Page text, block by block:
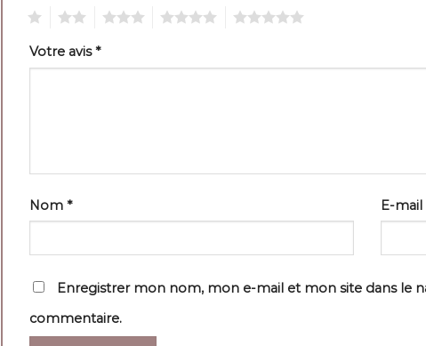
Votre avis*
Nom * E-mail
Enregistrer mon nom, mon e-mail et mon site dans le
commentaire.